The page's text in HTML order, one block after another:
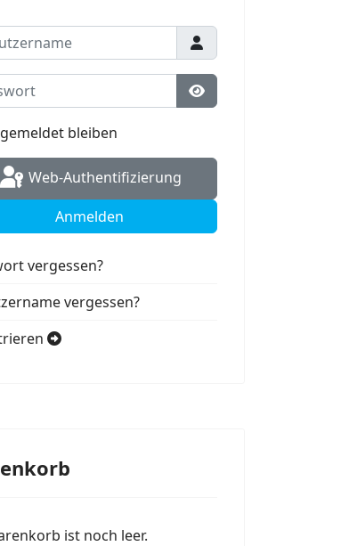
Passwort anzeigen
bleiben
Web-Authentifizierung
Anmelden
vergessen?
vergessen?
ist noch leer.